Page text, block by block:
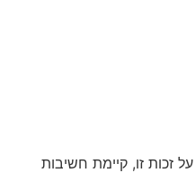
זכות זו, קיימת חשיבות